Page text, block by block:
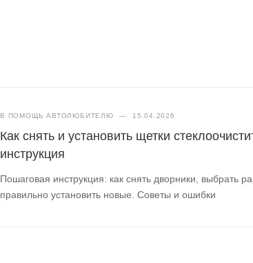
В ПОМОЩЬ АВТОЛЮБИТЕЛЮ — 15.04.2026
Как снять и установить щетки
инструкция
Пошаговая инструкция: как снять дворники, выбрать
правильно установить новые. Советы и ошибки